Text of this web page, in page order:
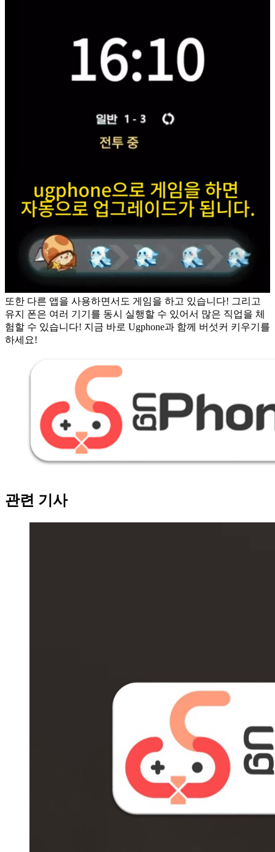
또한 다른 앱을 사용하면서도 게임을 하고 있습니다! 그리고
유지 폰은 여러 기기를 동시 실행할 수 있어서 많은 직업을 체
험할 수 있습니다! 지금 바로 Ugphone과 함께 버섯커 키우기를
하세요!
관련 기사